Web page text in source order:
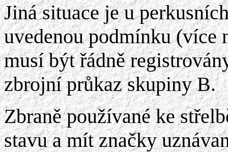
Jiná situace je u
uvedenou podmínku (více
musí být řádně
zbrojní průkaz skupiny B.
Zbraně používané ke
stavu a mít značky